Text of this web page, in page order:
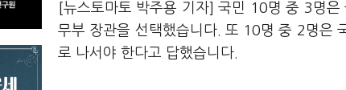
[뉴스토마토 박주용 기자] 국민 10명 중 3명
무부 장관을 선택했습니다. 또 10명 중 2명은
로 나서야 한다고 답했습니다.